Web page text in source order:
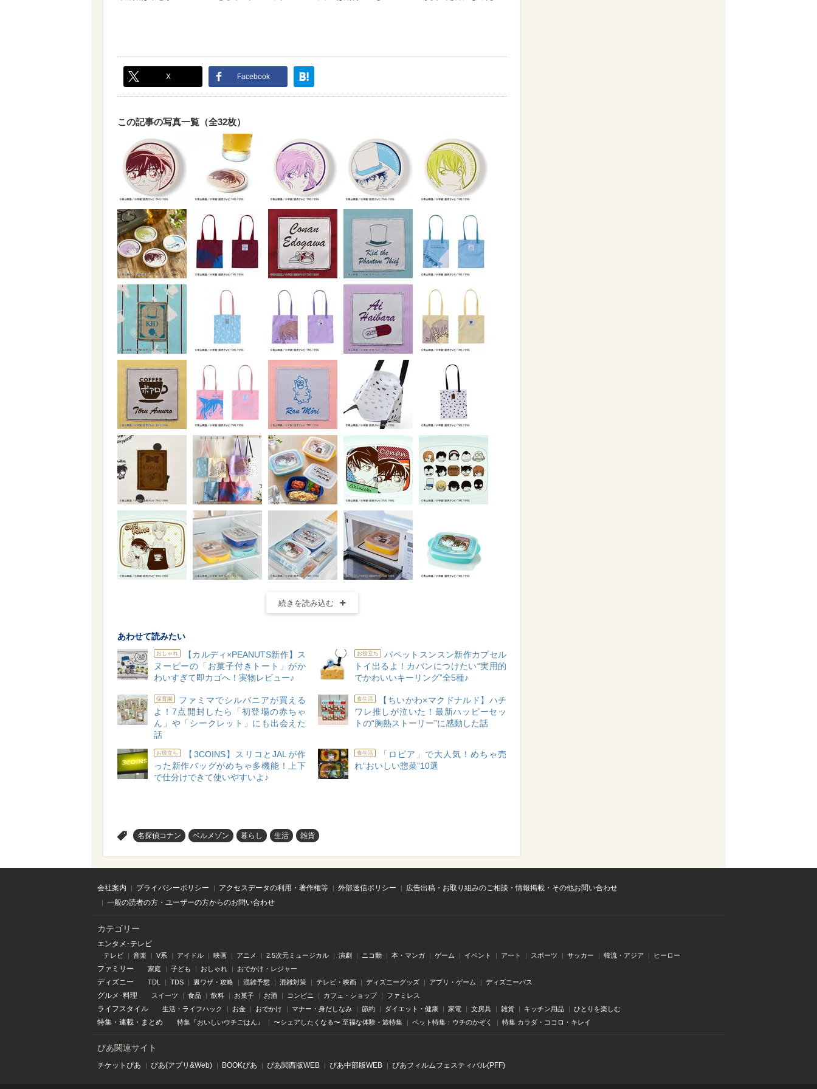
X Facebook
この記事の写真一覧（全32枚）
続きを読み込む
あわせて読みたい
おしゃれ
【カルディ×PEANUTS新作】ス
ヌーピーの「お菓子付きトート」がか
わいすぎて即カゴへ！実物レビュー♪
お役立ち
パペットスンスン新作カプセル
トイ出るよ！カバンにつけたい“実用的
でかわいいキーリング”全5種♪
保育園
ファミマでシルバニアが買える
よ！7点開封したら「初登場の赤ちゃ
ん」や「シークレット」にも出会えた
話
食生活
【ちいかわ×マクドナルド】ハチ
ワレ推しが泣いた！最新ハッピーセッ
トの“胸熱ストーリー”に感動した話
お役立ち
【3COINS】スリコとJALが作
った新作バッグがめちゃ多機能！上下
で仕分けできて使いやすいよ♪
食生活
「ロピア」で大人気！めちゃ売
れ“おいしい惣菜”10選
名探偵コナン ベルメゾン 暮らし 生活 雑貨
会社案内 プライバシーポリシー アクセスデータの利用・著作権等 外部送信ポリシー
広告出稿・お取り組みのご相談・情報掲載・その他お問い合わせ
一般の読者の方・ユーザーの方からのお問い合わせ
カテゴリー
エンタメ･テレビ
テレビ 音楽 V系 アイドル 映画 アニメ 2.5次元ミュージカル 演劇 ニコ動 本・マンガ ゲーム イベント アート スポーツ サッカー 韓流・アジア ヒーロー
ファミリー 家庭 子ども おしゃれ おでかけ・レジャー
ディズニー TDL TDS 裏ワザ・攻略 混雑予想 混雑対策 テレビ・映画 ディズニーグッズ アプリ・ゲーム ディズニーパス
グルメ･料理 スイーツ 食品 飲料 お菓子 お酒 コンビニ カフェ・ショップ ファミレス
ライフスタイル 生活・ライフハック お金 おでかけ マナー・身だしなみ 節約 ダイエット・健康 家電 文房具 雑貨 キッチン用品 ひとりを楽しむ
特集 ・ 連載 ・ まとめ 特集『おいしいウチごはん』 〜シェアしたくなる〜 至福な体験・旅特集 ペット特集：ウチのかぞく 特集 カラダ・ココロ・キレイ
ぴあ関連サイト
チケットぴあ ぴあ(アプリ&Web) BOOKぴあ ぴあ関⻄版WEB ぴあ中部版WEB ぴあフィルムフェスティバル(PFF)